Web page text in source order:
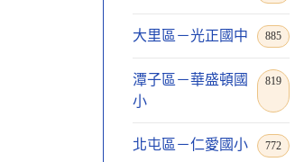
大里區－光正國中 885
潭子區－華盛頓國
小
819
北屯區－仁愛國小 772